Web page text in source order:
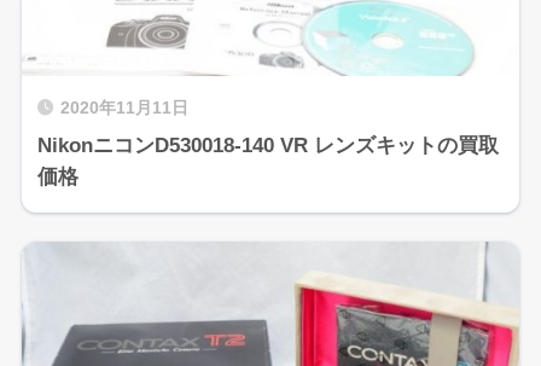
2020年11月11日
NikonニコンD530018-140 VR レンズキットの買取
価格